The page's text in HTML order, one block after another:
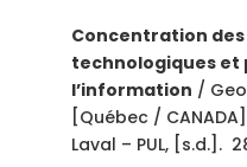
Concentration
technologiques et
l’information /
[Québec /
Laval – PUL, [s.d.].